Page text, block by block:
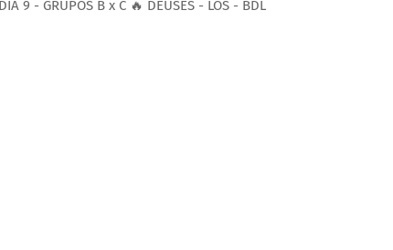
9 - GRUPOS B x C 🔥 DEUSES - LOS - BDL